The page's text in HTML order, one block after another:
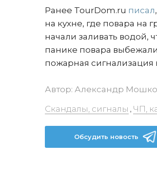
Ранее TourDom.ru писал
на кухне, где повара на
начали заливать
панике повара
пожарная сигнализация
Автор: Александр
Скандалы, сигналы , ЧП,
Обсудить новость